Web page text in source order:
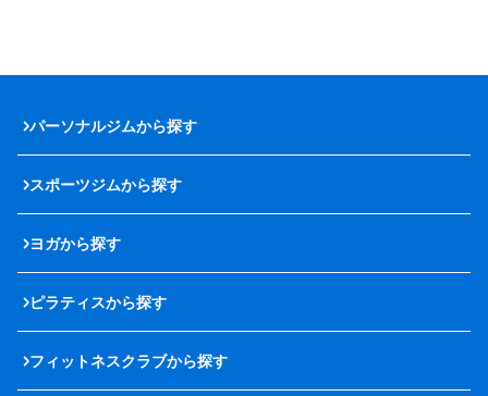
パーソナルジムから探す
スポーツジムから探す
ヨガから探す
ピラティスから探す
フィットネスクラブから探す